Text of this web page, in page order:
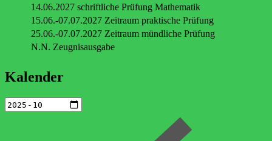
14.06.2027 schriftliche Prüfung Mathematik
15.06.-07.07.2027 Zeitraum praktische Prüfung
25.06.-07.07.2027 Zeitraum mündliche Prüfung
N.N. Zeugnisausgabe
Kalender